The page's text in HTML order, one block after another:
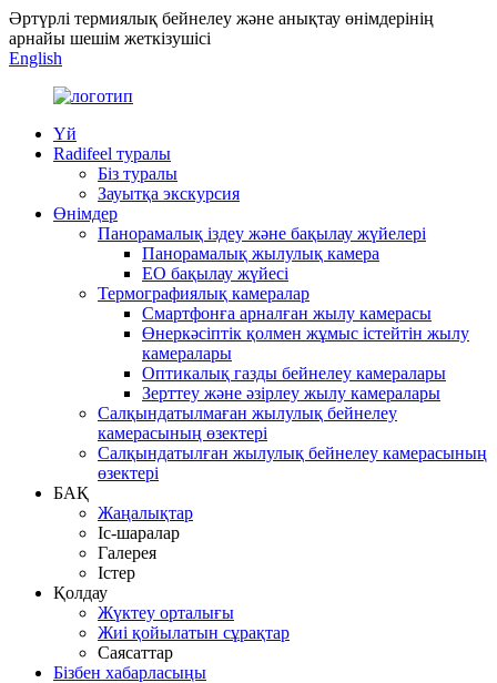
Әртүрлі термиялық бейнелеу және анықтау өнімдерінің
арнайы шешім жеткізушісі
English
Үй
Radifeel туралы
Біз туралы
Зауытқа экскурсия
Өнімдер
Панорамалық іздеу және бақылау жүйелері
Панорамалық жылулық камера
EO бақылау жүйесі
Термографиялық камералар
Смартфонға арналған жылу камерасы
Өнеркәсіптік қолмен жұмыс істейтін жылу
камералары
Оптикалық газды бейнелеу камералары
Зерттеу және әзірлеу жылу камералары
Салқындатылмаған жылулық бейнелеу
камерасының өзектері
Салқындатылған жылулық бейнелеу камерасының
өзектері
БАҚ
Жаңалықтар
Іс-шаралар
Галерея
Істер
Қолдау
Жүктеу орталығы
Жиі қойылатын сұрақтар
Саясаттар
Бізбен хабарласыңы